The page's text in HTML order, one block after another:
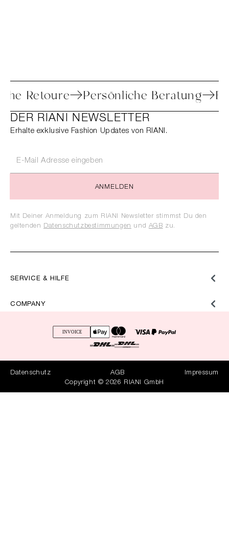
Retoure Persönliche Beratung
SERVICE & HILFE
COMPANY
DER RIANI NEWSLETTER
Erhalte exklusive Fashion Updates von RIANI.
ANMELDEN
Mit Deiner Anmeldung zum RIANI Newsletter stimmst Du den
geltenden Datenschutzbestimmungen und AGB zu.
Datenschutz AGB
Impressum
Copyright © 2026 RIANI GmbH